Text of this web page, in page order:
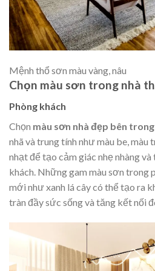
Mệnh thổ sơn màu vàng, nâu
Chọn màu sơn trong nhà
Phòng khách
Chọn màu sơn nhà đẹp bên trong
nhã và trung tính như màu be, màu
nhạt để tạo cảm giác nhẹ nhàng
khách. Những gam màu sơn
mới như xanh lá cây có thể tạo ra
tràn đầy sức sống và tăng kết nối